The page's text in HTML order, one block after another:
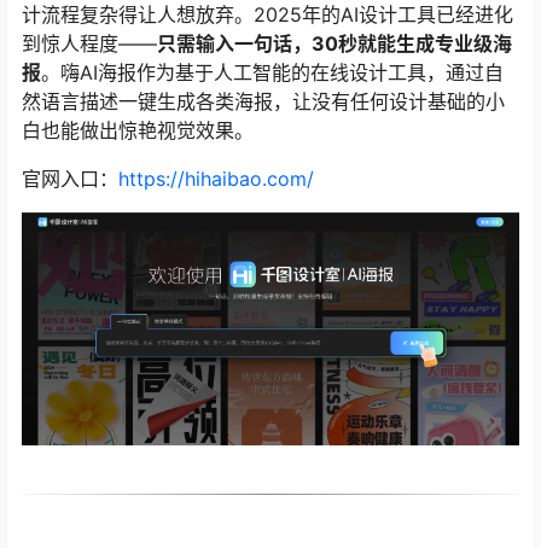
计流程复杂得让人想放弃。2025年的AI设计工具已经进化
到惊人程度——只需输入一句话，30秒就能生成专业级海
报。嗨AI海报作为基于人工智能的在线设计工具，通过自
然语言描述一键生成各类海报，让没有任何设计基础的小
白也能做出惊艳视觉效果。
官网入口： https://hihaibao.com/